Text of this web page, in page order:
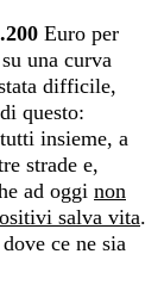
Euro per
una curva
difficile,
questo:
insieme, a
strade e,
ad oggi non
salva vita.
ce ne sia